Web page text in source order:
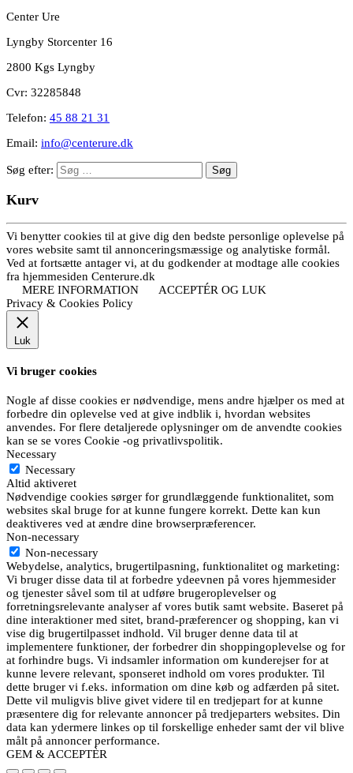
Center Ure
Lyngby Storcenter 16
2800 Kgs Lyngby
Cvr: 32285848
Telefon: 45 88 21 31
Email: info@centerure.dk
Søg efter:
Kurv
Vi benytter cookies til at give dig den bedste personlige oplevelse på
vores website samt til annonceringsmæssige og analytiske formål.
Ved at fortsætte antager vi, at du godkender at modtage alle cookies
fra hjemmesiden Centerure.dk
MERE INFORMATION
ACCEPTÉR OG LUK
Privacy & Cookies Policy
Luk
Vi bruger cookies
Nogle af disse cookies er nødvendige, mens andre hjælper os med at
forbedre din oplevelse ved at give indblik i, hvordan websites
anvendes. For flere detaljerede oplysninger om de anvendte cookies
kan se se vores Cookie -og privatlivspolitik.
Necessary
Necessary
Altid aktiveret
Nødvendige cookies sørger for grundlæggende funktionalitet, som
websites skal bruge for at kunne fungere korrekt. Dette kan kun
deaktiveres ved at ændre dine browserpræferencer.
Non-necessary
Non-necessary
Webydelse, analytics, brugertilpasning, funktionalitet og marketing:
Vi bruger disse data til at forbedre ydeevnen på vores hjemmesider
og tjenester såvel som til at udføre brugeroplevelser og
forretningsrelevante analyser af vores butik samt website. Baseret på
dine interaktioner med sitet, brand-præferencer og shopping, kan vi
vise dig brugertilpasset indhold. Vil bruger denne data til at
implementere funktioner, der forbedrer din shoppingoplevelse og for
at forhindre bugs. Vi indsamler information om kunderejser for at
kunne levere relevant, sponseret indhold om vores produkter. Til
dette bruger vi f.eks. information om dine køb og adfærden på sitet.
Dette vil muligvis blive givet videre til en tredjepart for at kunne
præsentere dig for relevante annoncer på tredjeparters websites. Din
data kan ydermere linkes op til forskellige enheder samt der vil blive
målt på annoncer performance.
GEM & ACCEPTÈR